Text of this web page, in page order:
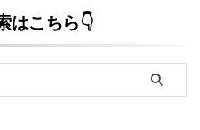
はこちら👇